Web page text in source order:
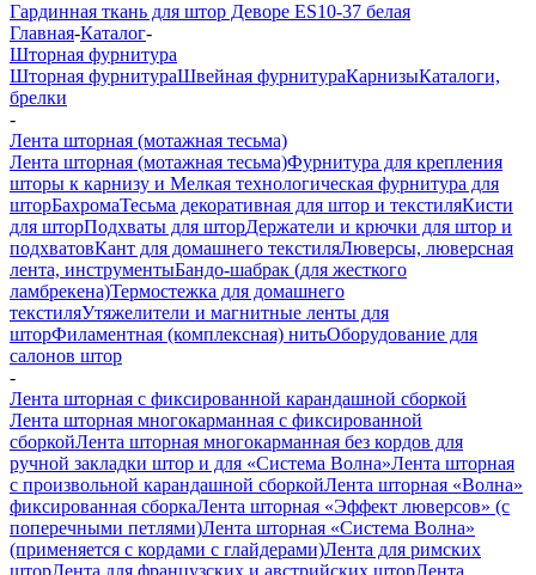
Гардинная ткань для штор Деворе ES10-37 белая
Главная-Каталог-
Шторная фурнитура
Шторная фурнитураШвейная фурнитураКарнизыКаталоги,
брелки
-
Лента шторная (мотажная тесьма)
Лента шторная (мотажная тесьма)Фурнитура для крепления
шторы к карнизу и Мелкая технологическая фурнитура для
шторБахромаТесьма декоративная для штор и текстиляКисти
для шторПодхваты для шторДержатели и крючки для штор и
подхватовКант для домашнего текстиляЛюверсы, люверсная
лента, инструментыБандо-шабрак (для жесткого
ламбрекена)Термостежка для домашнего
текстиляУтяжелители и магнитные ленты для
шторФиламентная (комплексная) нитьОборудование для
салонов штор
-
Лента шторная с фиксированной карандашной сборкой
Лента шторная многокарманная с фиксированной
сборкойЛента шторная многокарманная без кордов для
ручной закладки штор и для «Система Волна»Лента шторная
с произвольной карандашной сборкойЛента шторная «Волна»
фиксированная сборкаЛента шторная «Эффект люверсов» (с
поперечными петлями)Лента шторная «Система Волна»
(применяется с кордами с глайдерами)Лента для римских
шторЛента для французских и австрийских шторЛента